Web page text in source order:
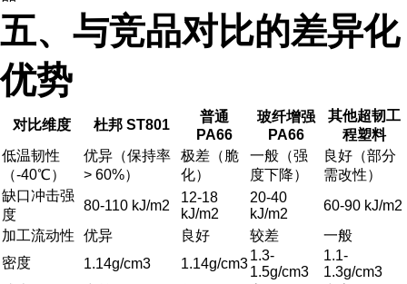
五、与竞品对比的差异化
优势
对比维度 杜邦 ST801
普通
PA66
玻纤增强
PA66
其他超韧工
程塑料
低温韧性
（-40℃）
优异（保持率
> 60%）
极差（脆
化）
一般（强
度下降）
良好（部分
需改性）
缺口冲击强
度
80-110 kJ/m2
12-18
kJ/m2
20-40
kJ/m2
60-90 kJ/m2
加工流动性
优异 良好 较差
一般
密度
1.14g/cm3 1.14g/cm3
1.3-
1.5g/cm3
1.1-
1.3g/cm3